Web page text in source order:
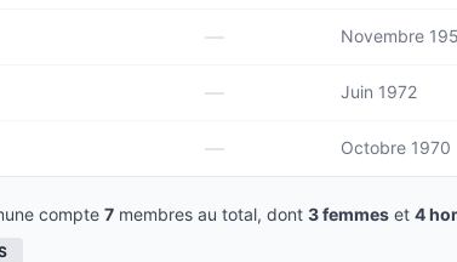
— Novembre
— Juin 1972
— Octobre 1970
compte 7 membres au total, dont 3 femmes et 4